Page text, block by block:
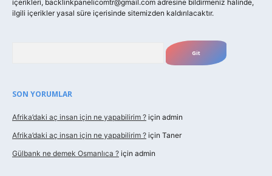
içerikleri, backlinkpanelicomtr@gmail.com adresine bildirmeniz halinde,
ilgili içerikler yasal süre içerisinde sitemizden kaldırılacaktır.
SON YORUMLAR
Afrika’daki aç insan için ne yapabilirim ? için admin
Afrika’daki aç insan için ne yapabilirim ? için Taner
Gülbank ne demek Osmanlıca ? için admin